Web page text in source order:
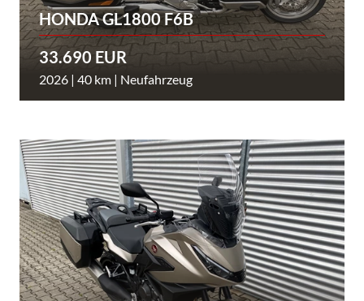
HONDA GL1800 F6B
33.690 EUR
2026 | 40 km | Neufahrzeug